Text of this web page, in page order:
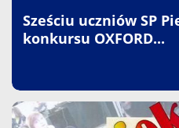
Sześciu uczniów SP
konkursu OXFORD...